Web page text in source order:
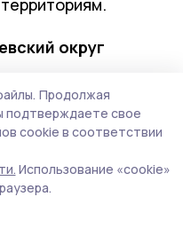
округ
губернатора
На этой неделе
Жердевский округ.
Карла Маркса
занимается
и технических
га.
Продолжая
подтверждаете свое
cookie в соответствии
Использование «cookie»